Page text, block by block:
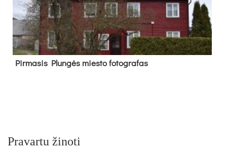
Pir­ma­sis Plun­gės mies­to fo­tog­ra­fas
Pravartu žinoti